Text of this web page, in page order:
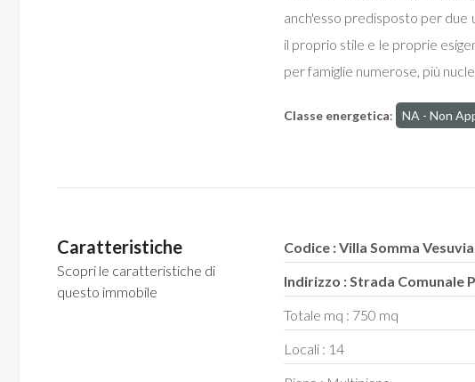
anch'esso predisposto per due
il proprio stile e le proprie
per famiglie numerose, più
Classe energetica: NA - Non
Caratteristiche
Scopri le caratteristiche di
questo immobile
Codice : Villa Somma
Indirizzo : Strada Comunale
Totale mq : 750 mq
Locali : 14